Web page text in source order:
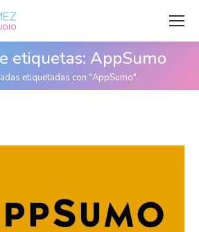
etiquetas: AppSumo
etiquetadas con "AppSumo".